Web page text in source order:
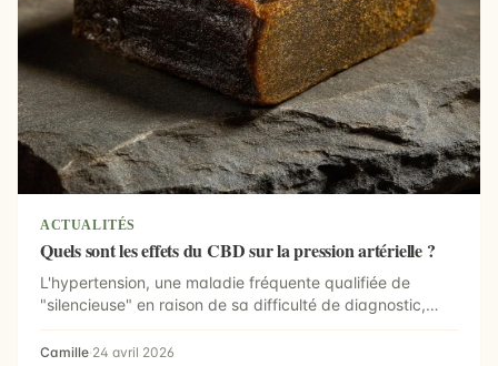
ACTUALITÉS
Quels sont les effets du CBD sur la pression artérielle ?
L'hypertension, une maladie fréquente qualifiée de
"silencieuse" en raison de sa difficulté de diagnostic,
pe...
Camille·24 avril 2026